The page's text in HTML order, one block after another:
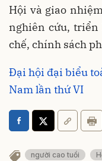
Hội và giao
nghiên cứu, triển
chế, chính sách
Đại hội đại biểu
Nam lần thứ VI
người cao tuổi